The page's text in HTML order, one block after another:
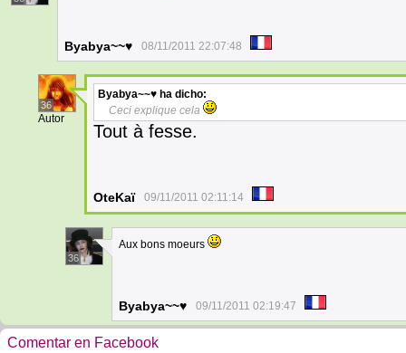
Byabya~~♥ 08/11/2011 22:07:48
36
Autor
Byabya~~♥ ha dicho:
Ceci explique cela
Tout à fesse.
OteKaï 09/11/2011 02:11:14
36
Aux bons moeurs
Byabya~~♥ 09/11/2011 02:19:47
Comentar en Facebook